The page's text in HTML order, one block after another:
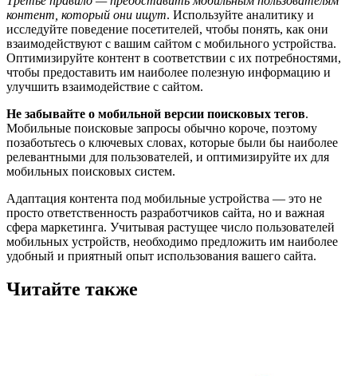
контент, который они ищут. Используйте аналитику и
исследуйте поведение посетителей, чтобы понять, как они
взаимодействуют с вашим сайтом с мобильного устройства.
Оптимизируйте контент в соответствии с их потребностями,
чтобы предоставить им наиболее полезную информацию и
улучшить взаимодействие с сайтом.
Не забывайте о мобильной версии поисковых тегов.
Мобильные поисковые запросы обычно короче, поэтому
позаботьтесь о ключевых словах, которые были бы наиболее
релевантными для пользователей, и оптимизируйте их для
мобильных поисковых систем.
Адаптация контента под мобильные устройства — это не
просто ответственность разработчиков сайта, но и важная
сфера маркетинга. Учитывая растущее число пользователей
мобильных устройств, необходимо предложить им наиболее
удобный и приятный опыт использования вашего сайта.
Читайте также